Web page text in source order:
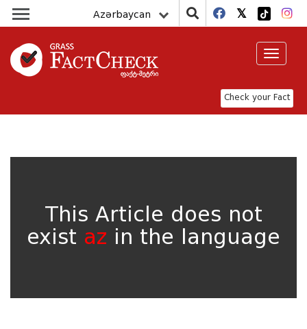
Azərbaycan
Check your Fact
Toggle
This Article does not
exist az in the language